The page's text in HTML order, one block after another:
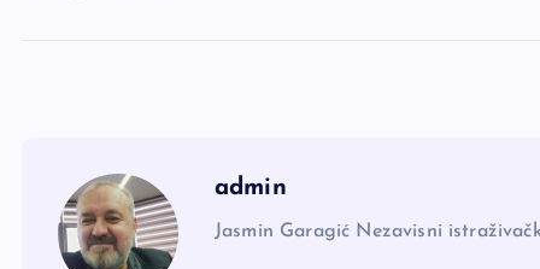
admin
Jasmin Garagić Nezavisni